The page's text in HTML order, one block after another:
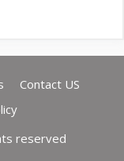
Contact US
reserved